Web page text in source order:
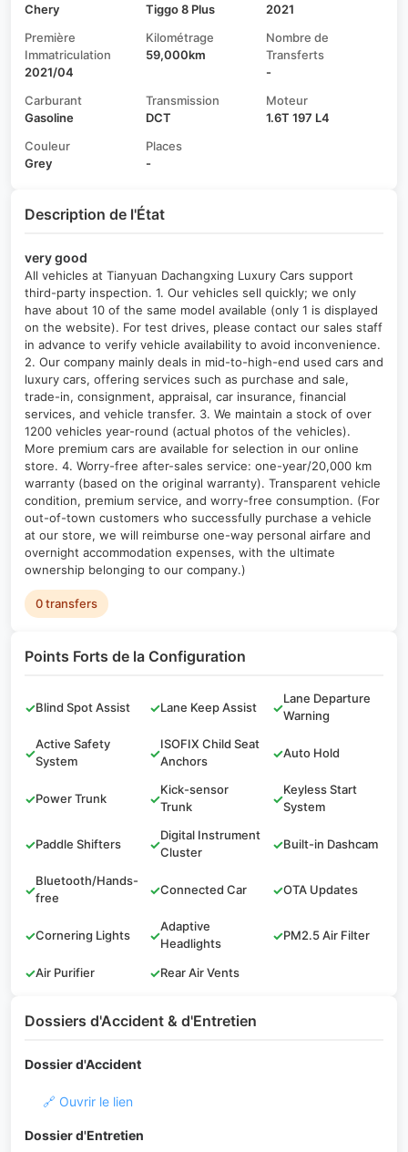
Chery
Tiggo 8 Plus
2021
Première
Immatriculation
2021/04
Kilométrage
59,000km
Nombre de
Transferts
-
Carburant
Gasoline
Transmission
DCT
Moteur
1.6T 197 L4
Couleur
Grey
Places
-
Description de l'État
very good
All vehicles at Tianyuan Dachangxing Luxury Cars support
third-party inspection. 1. Our vehicles sell quickly; we only
have about 10 of the same model available (only 1 is displayed
on the website). For test drives, please contact our sales staff
in advance to verify vehicle availability to avoid inconvenience.
2. Our company mainly deals in mid-to-high-end used cars and
luxury cars, offering services such as purchase and sale,
trade-in, consignment, appraisal, car insurance, financial
services, and vehicle transfer. 3. We maintain a stock of over
1200 vehicles year-round (actual photos of the vehicles).
More premium cars are available for selection in our online
store. 4. Worry-free after-sales service: one-year/20,000 km
warranty (based on the original warranty). Transparent vehicle
condition, premium service, and worry-free consumption. (For
out-of-town customers who successfully purchase a vehicle
at our store, we will reimburse one-way personal airfare and
overnight accommodation expenses, with the ultimate
ownership belonging to our company.)
0 transfers
Points Forts de la Configuration
✓Blind Spot Assist ✓Lane Keep Assist ✓
Lane Departure
Warning
✓
Active Safety
System
✓
ISOFIX Child Seat
Anchors
✓Auto Hold
✓Power Trunk ✓
Kick-sensor
Trunk
✓
Keyless Start
System
✓Paddle Shifters ✓
Digital Instrument
Cluster
✓Built-in Dashcam
✓
Bluetooth/Hands-
free
✓Connected Car ✓OTA Updates
✓Cornering Lights ✓
Adaptive
Headlights
✓PM2.5 Air Filter
✓Air Purifier ✓Rear Air Vents
Dossiers d'Accident & d'Entretien
Dossier d'Accident
🔗 Ouvrir le lien
Dossier d'Entretien